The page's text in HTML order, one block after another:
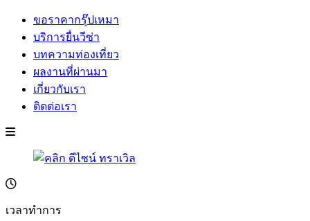
ขอราคากรุ๊ปเหมา
บริการยื่นวีซ่า
บทความท่องเที่ยว
ผลงานที่ผ่านมา
เกี่ยวกับเรา
ติดต่อเรา
เวลาทำการ